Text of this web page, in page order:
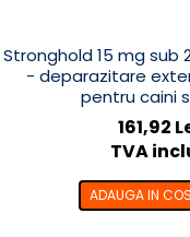
Stronghold 15 mg sub
- deparazitare
pentru caini
161,92
TVA
ADAUGA IN COS